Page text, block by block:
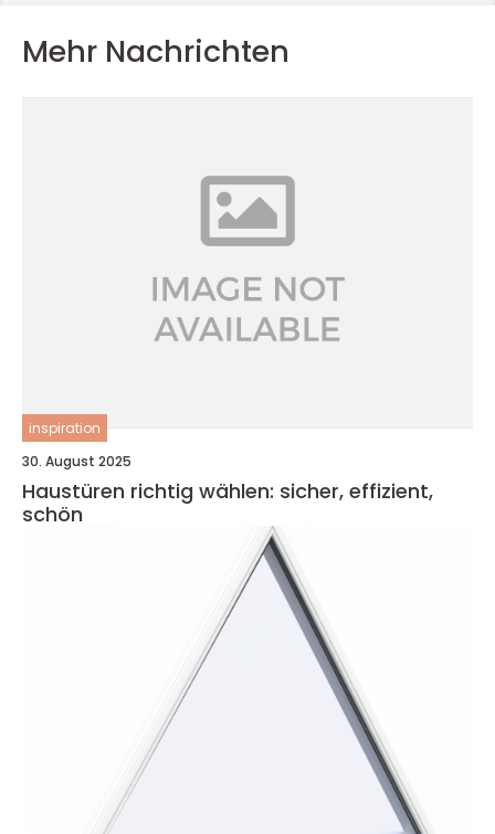
Mehr Nachrichten
inspiration
30. August 2025
Haustüren richtig wählen: sicher, effizient,
schön